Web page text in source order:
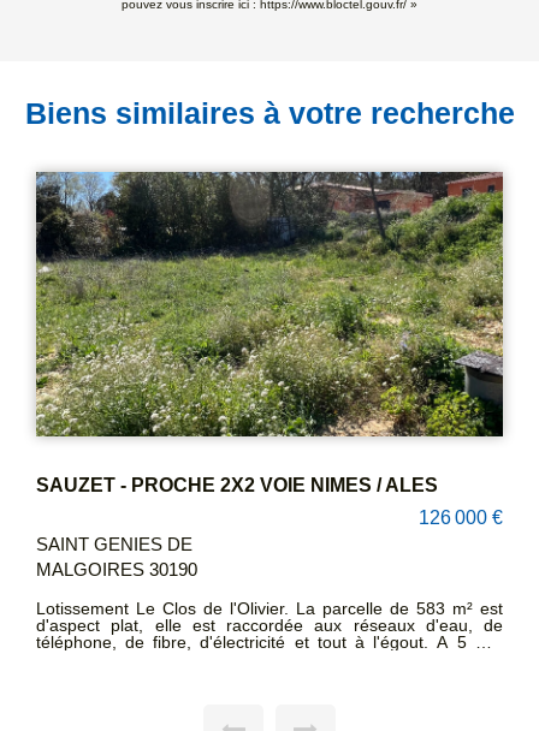
pouvez vous inscrire ici : https://www.bloctel.gouv.fr/ »
Biens similaires à votre recherche
15 000 €
MILHAUD 30540
non constructible en zone N. Boisé. Pas d'eau ni électricité.
Facile d'accès par chemin de terre. Commune de MILHAUD
GARD. CONTACTEZ SANDRA CREAC'H 06 22 93 47 48